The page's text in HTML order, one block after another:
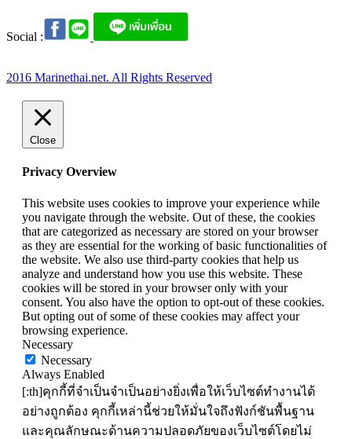
Social :
2016 Marinethai.net. All Rights Reserved
Close
Privacy Overview
This website uses cookies to improve your experience while
you navigate through the website. Out of these, the cookies
that are categorized as necessary are stored on your browser
as they are essential for the working of basic functionalities of
the website. We also use third-party cookies that help us
analyze and understand how you use this website. These
cookies will be stored in your browser only with your
consent. You also have the option to opt-out of these cookies.
But opting out of some of these cookies may affect your
browsing experience.
Necessary
Necessary
Always Enabled
[:th]คุกกี้ที่จำเป็นจำเป็นอย่างยิ่งเพื่อให้เว็บไซต์ทำงานได้
อย่างถูกต้อง คุกกี้เหล่านี้ช่วยให้มั่นใจถึงฟังก์ชันพื้นฐาน
และคุณลักษณะด้านความปลอดภัยของเว็บไซต์โดยไม่